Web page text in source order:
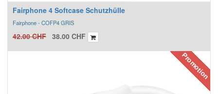
Fairphone 4 Softcase Schutzhülle
Fairphone - COFP4 GRIS
42.00CHF 38.00 CHF
Promotion